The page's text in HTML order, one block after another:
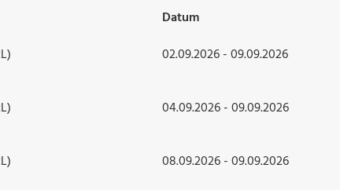
Datum
02.09.2026 - 09.09.2026
04.09.2026 - 09.09.2026
08.09.2026 - 09.09.2026